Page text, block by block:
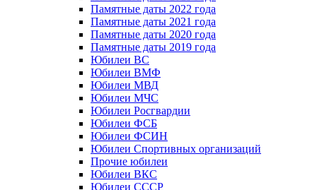
Памятные даты 2022 года
Памятные даты 2021 года
Памятные даты 2020 года
Памятные даты 2019 года
Юбилеи ВС
Юбилеи ВМФ
Юбилеи МВД
Юбилеи МЧС
Юбилеи Росгвардии
Юбилеи ФСБ
Юбилеи ФСИН
Юбилеи Спортивных организаций
Прочие юбилеи
Юбилеи ВКС
Юбилеи СССР